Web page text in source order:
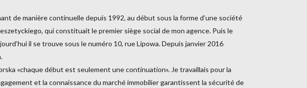
de manière continuelle depuis 1992, au début sous la forme d’une société
qui constituait le premier siège social de mon agence. Puis le
il se trouve sous le numéro 10, rue Lipowa. Depuis janvier 2016
«chaque début est seulement une continuation». Je travaillais pour la
et la connaissance du marché immobilier garantissent la sécurité de